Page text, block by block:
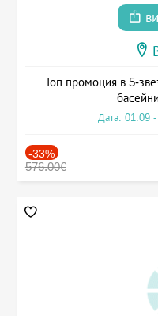
Топ промоция в 5-
Дата: 01.09
-33%
576.00€